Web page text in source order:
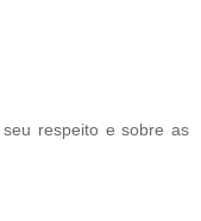
respeito e sobre as